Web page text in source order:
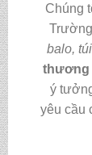
Chúng
balo,
thương
ý
yêu cầu